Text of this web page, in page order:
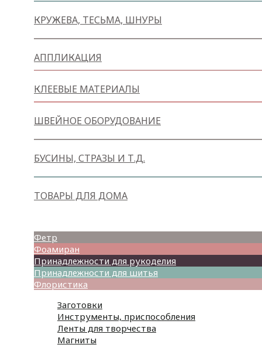
КРУЖЕВА, ТЕСЬМА, ШНУРЫ
АППЛИКАЦИЯ
КЛЕЕВЫЕ МАТЕРИАЛЫ
ШВЕЙНОЕ ОБОРУДОВАНИЕ
БУСИНЫ, СТРАЗЫ И Т.Д.
ТОВАРЫ ДЛЯ ДОМА
Фетр
Фоамиран
Принадлежности для рукоделия
Принадлежности для шитья
Флористика
Заготовки
Инструменты, приспособления
Ленты для творчества
Магниты